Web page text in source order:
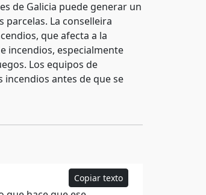
de Galicia puede generar un
La conselleira
que afecta a la
incendios, especialmente
Los equipos de
antes de que se
Copiar texto